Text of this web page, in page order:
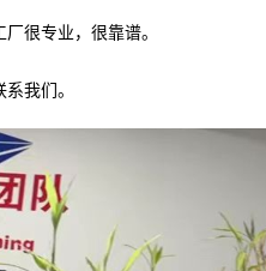
很专业，很靠谱。
我们。